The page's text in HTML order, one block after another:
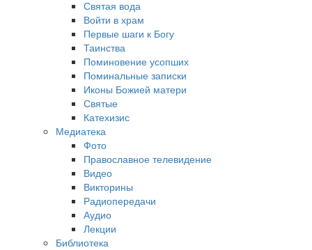
Святая вода
Войти в храм
Первые шаги к Богу
Таинства
Поминовение усопших
Поминальные записки
Иконы Божией матери
Святые
Катехизис
Медиатека
Фото
Православное телевидение
Видео
Викторины
Радиопередачи
Аудио
Лекции
Библиотека